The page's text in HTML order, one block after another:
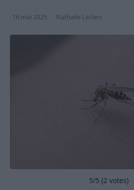
16 mai 2025 Nathalie Leclerc
5/5 (2 votes)